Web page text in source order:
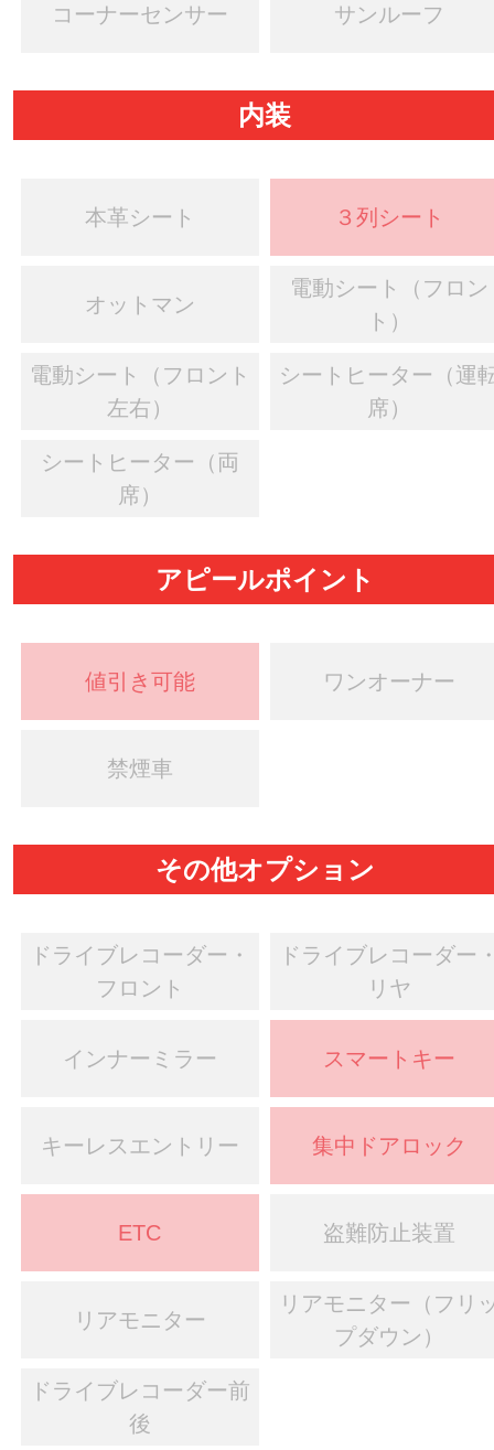
コーナーセンサー サンルーフ
内装
本革シート ３列シート
オットマン
電動シート（フロン
ト）
電動シート（フロント
左右）
シートヒーター（運
席）
シートヒーター（両
席）
アピールポイント
値引き可能 ワンオーナー
禁煙車
その他オプション
ドライブレコーダー・
フロント
ドライブレコーダー
リヤ
インナーミラー スマートキー
キーレスエントリー 集中ドアロック
ETC 盗難防止装置
リアモニター
リアモニター（フリ
プダウン）
ドライブレコーダー前
後